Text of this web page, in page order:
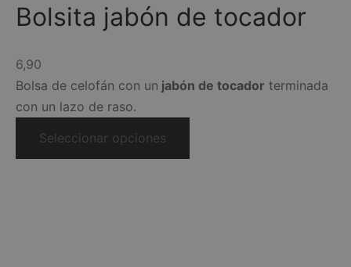
Bolsita jabón de tocador
6,90
Bolsa de celofán con un jabón de tocador terminada
con un lazo de raso.
Seleccionar opciones